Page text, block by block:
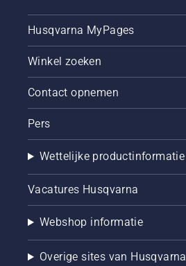
Husqvarna MyPages
Winkel zoeken
Contact opnemen
Pers
Wettelijke productinformatie
Vacatures Husqvarna
Webshop informatie
Overige sites van Husqvarna